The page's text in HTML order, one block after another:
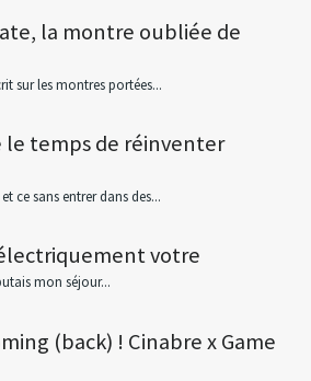
la montre oubliée de
sur les montres portées...
le temps de réinventer
ce sans entrer dans des...
votre
mon séjour...
(back) ! Cinabre x Game